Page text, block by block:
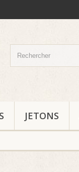
JETONS